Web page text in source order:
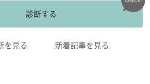
診断する
を見る 新着記事を見る